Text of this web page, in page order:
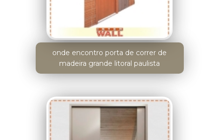
onde encontro porta de correr de
madeira grande litoral paulista